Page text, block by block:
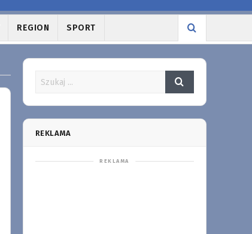
REGION SPORT
REKLAMA